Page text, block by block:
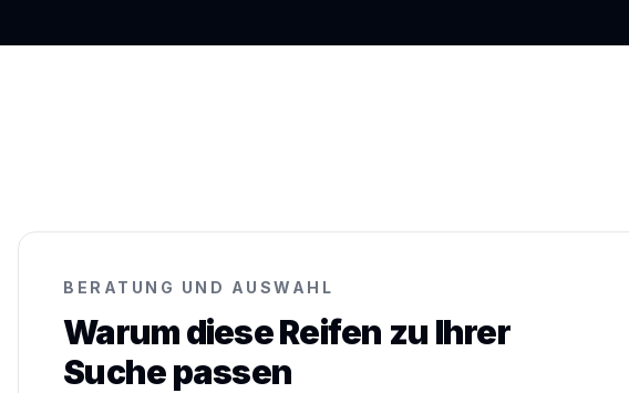
BERATUNG UND AUSWAHL
Warum diese Reifen zu Ihrer
Suche passen